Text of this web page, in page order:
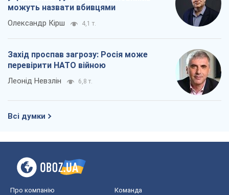
можуть назвати вбивцями
Олександр Кірш 4,1 т.
Захід проспав загрозу: Росія може
перевірити НАТО війною
Леонід Невзлін 6,8 т.
Всі думки
Про компанію Команда